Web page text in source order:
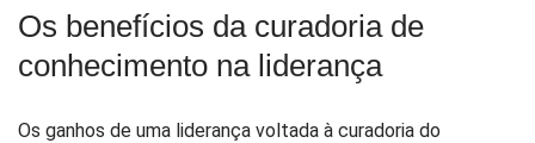
Os benefícios da curadoria de
conhecimento na liderança
Os ganhos de uma liderança voltada à curadoria do